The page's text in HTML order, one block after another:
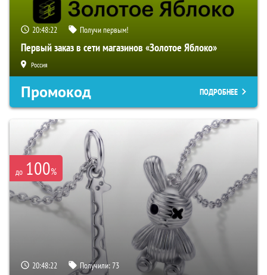
20:48:21 Получи первым!
Первый заказ в сети магазинов «Золотое Яблоко»
Россия
Промокод ПОДРОБНЕЕ
до 100%
20:48:21 Получили:73